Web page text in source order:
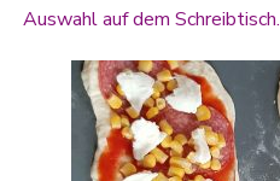
Auswahl auf dem Schreibtisch.